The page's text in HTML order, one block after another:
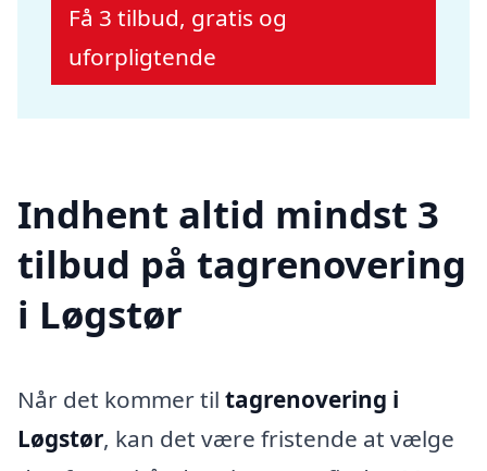
Få 3 tilbud, gratis og
uforpligtende
Indhent altid mindst 3
tilbud på tagrenovering
i Løgstør
Når det kommer til tagrenovering i
Løgstør, kan det være fristende at vælge